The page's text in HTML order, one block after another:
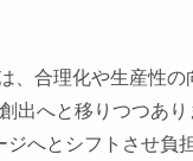
、合理化や生産性
出へと移りつつあ
ジへとシフトさせ負